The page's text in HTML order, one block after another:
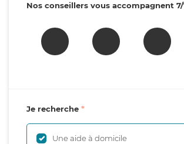
Nos conseillers vous accompagnent
Je recherche
Une aide à domicile